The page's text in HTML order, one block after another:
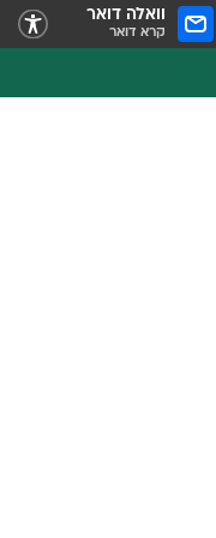
וואלה דואר
קרא דואר